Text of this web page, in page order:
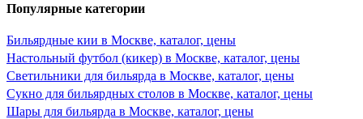
Популярные категории
Бильярдные кии в Москве, каталог, цены
Настольный футбол (кикер) в Москве, каталог, цены
Светильники для бильярда в Москве, каталог, цены
Сукно для бильярдных столов в Москве, каталог, цены
Шары для бильярда в Москве, каталог, цены